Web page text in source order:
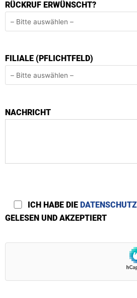
RÜCKRUF ERWÜNSCHT?
FILIALE (PFLICHTFELD)
NACHRICHT
ICH HABE DIE
GELESEN UND AKZEPTIERT